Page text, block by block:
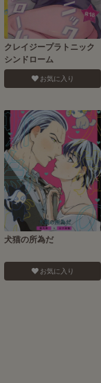
クレイジープラトニック
シンドローム
お気に入り
犬猫の所為だ
お気に入り